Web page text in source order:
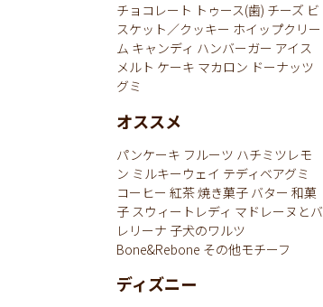
チョコレート トゥース(歯) チーズ ビ
スケット／クッキー ホイップクリー
ム キャンディ ハンバーガー アイス
メルト ケーキ マカロン ドーナッツ
グミ
オススメ
パンケーキ フルーツ ハチミツレモ
ン ミルキーウェイ テディベアグミ
コーヒー 紅茶焼き菓子 バター 和菓
子 スウィートレディ マドレーヌとバ
レリーナ 子犬のワルツ
Bone&Rebone その他モチーフ
ディズニー